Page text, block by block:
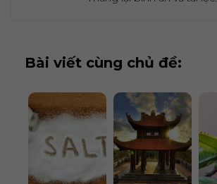
Bài viết cùng chủ đề: